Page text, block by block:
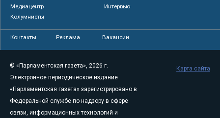
Медиацентр
Интервью
Колумнисты
Контакты Реклама Вакансии
© «Парламентская газета», 2026 г.
Электронное периодическое издание
«Парламентская газета» зарегистрировано в
Федеральной службе по надзору в сфере
связи, информационных технологий и
Карта сайта